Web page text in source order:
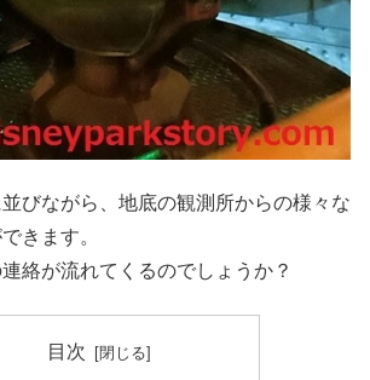
びながら、地底の観測所からの様々な
きます。
絡が流れてくるのでしょうか？
目次